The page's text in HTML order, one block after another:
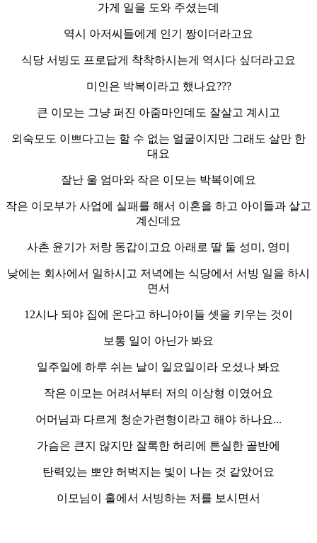
가게 일을 도와 주셨는데
역시 아저씨들에게 인기 짱이더라고요
식당 서빙도 프로답게 착착하시는게 역시다 싶더라고요
미인은 박복이라고 했나요???
큰 이모는 그냥 퍼진 아줌마인데도 잘살고 계시고
외숙모도 이쁘다고는 할 수 없는 얼굴이지만 그래도 살만 한
대요
잘난 울 엄마와 작은 이모는 박복이예요
작은 이모부가 사업에 실패를 해서 이혼을 하고 아이들과 살고
계신데요
사촌 윤기가 저랑 동갑이고요 아래로 딸 둘 성미, 영미
낮에는 회사에서 일하시고 저녁에는 식당에서 서빙 일을 하시
면서
12시나 되야 집에 온다고 하니아이들 셋을 키우는 것이
보통 일이 아닌가 봐요
일주일에 하루 쉬는 날이 일요일이라 오셨나 봐요
작은 이모는 어려서부터 저의 이상형 이였어요
어머님과 다르게 청순가련형이라고 해야 하나요...
가슴은 큰지 않지만 잘록한 허리에 튼실한 골반에
탄력있는 뽀얀 허벅지는 빛이 나는 것 같았어요
이모님이 홀에서 서빙하는 저를 보시면서